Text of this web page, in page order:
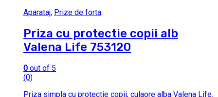
Aparataj, Prize de forta
Priza cu protectie copii alb
Valena Life 753120
0 out of 5
(0)
Priza simpla cu protectie copii, culaore alba Valena Life.